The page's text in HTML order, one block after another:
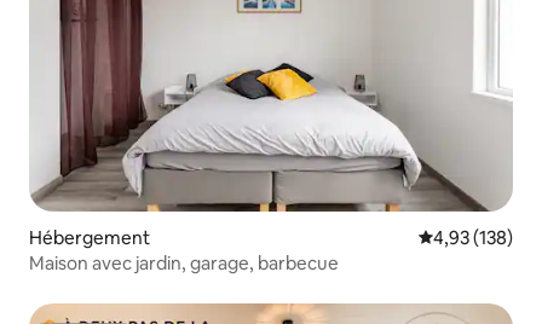
Hébergement Évaluation
4,93 (138)
Maison avec jardin, garage, barbecue